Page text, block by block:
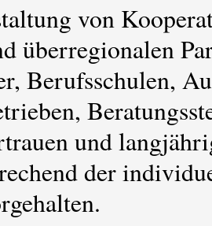
von
überregionalen
Berufsschulen,
und
der